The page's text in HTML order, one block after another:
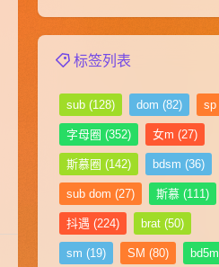
标签列表
sub (128) dom (82) sp
字母圈 (352) 女m (27)
斯慕圈 (142) bdsm (36)
sub dom (27) 斯慕 (111)
抖遇 (224) brat (50)
sm (19) SM (80) bd5m